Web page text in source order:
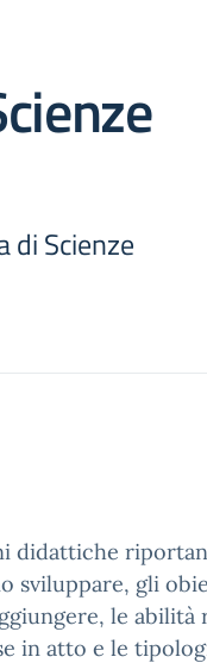
di Scienze
didattiche
sviluppare, gli
le
in atto e le